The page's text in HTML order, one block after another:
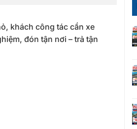
khách công tác cần xe
đón tận nơi – trả tận